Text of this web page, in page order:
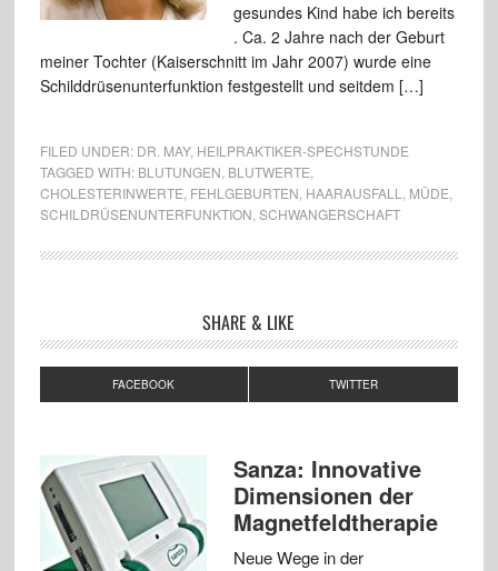
gesundes Kind habe ich bereits
. Ca. 2 Jahre nach der Geburt
meiner Tochter (Kaiserschnitt im Jahr 2007) wurde eine
Schilddrüsenunterfunktion festgestellt und seitdem […]
FILED UNDER: DR. MAY, HEILPRAKTIKER-SPECHSTUNDE
TAGGED WITH: BLUTUNGEN BLUTWERTE
CHOLESTERINWERTE FEHLGEBURTEN HAARAUSFALL MÜDE
SCHILDRÜSENUNTERFUNKTION SCHWANGERSCHAFT
SHARE & LIKE
FACEBOOK TWITTER
Sanza: Innovative
Dimensionen der
Magnetfeldtherapie
Neue Wege in der